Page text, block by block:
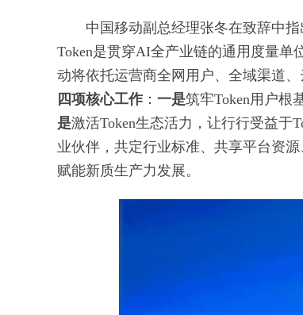
中国移动副总经理张冬在致辞中
Token是贯穿AI全产业链的通用度量
动将依托运营商全网用户、全域渠道、
四项核心工作： 一是筑牢Token用户根
是激活Token生态活力，让行行受益于
业伙伴，共定行业标准、共享平台资
赋能新质生产力发展。